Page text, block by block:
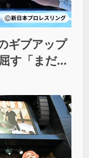
ギブアップ
す「まだま
て」